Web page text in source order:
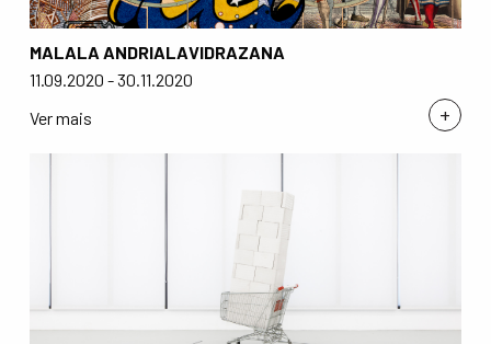
+
MALALA ANDRIALAVIDRAZANA
11.09.2020 - 30.11.2020
Ver mais